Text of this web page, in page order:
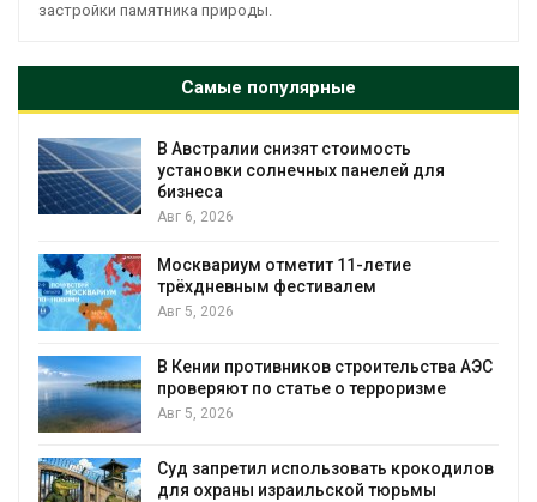
застройки памятника природы.
Самые популярные
АЭС
Омская область получит ещё 598
рублей на перевод частных домов
В Японии высаживают прибрежные леса для
от цунами
Авг 5, 2026
компании 145,4 млн рублей за ущерб
недрам
Авг 5, 2026
Микропластик обнаружили почти у
животных глубоководных